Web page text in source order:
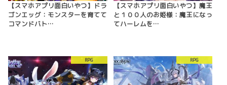
【スマホアプリ面白いやつ】ドラ
ゴンエッグ：モンスターを育てて
コマンドバト…
【スマホアプリ面白いやつ】魔王
と１００人のお姫様：魔王になっ
てハーレムを…
RPG RPG